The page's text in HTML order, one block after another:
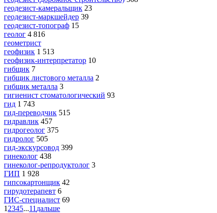
геодезист-камеральщик 23
геодезист-маркшейдер 39
геодезист-топограф 15
геолог 4 816
геометрист
геофизик 1 513
геофизик-интерпретатор 10
гибщик 7
гибщик листового металла 2
гибщик металла 3
гигиенист стоматологический 93
гид 1 743
гид-переводчик 515
гидравлик 457
гидрогеолог 375
гидролог 505
гид-экскурсовод 399
гинеколог 438
гинеколог-репродуктолог 3
ГИП 1 928
гипсокартонщик 42
гирудотерапевт 6
ГИС-специалист 69
1 2345...11 дальше